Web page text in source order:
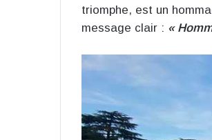
triomphe, est un
message clair : «